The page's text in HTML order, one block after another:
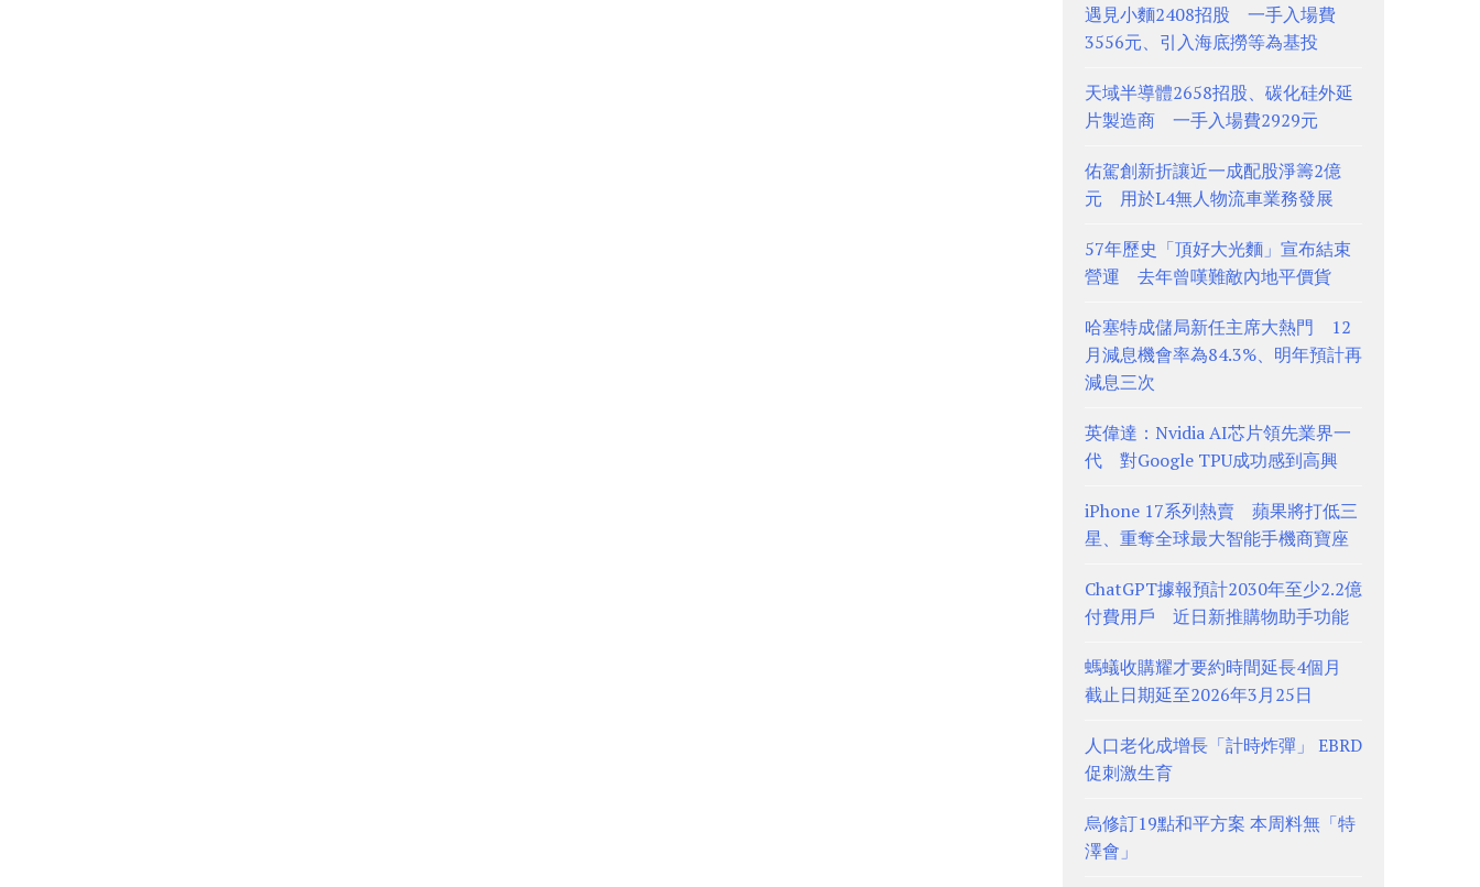
遇見小麵2408招股 一手入場費
3556元、引入海底撈等為基投
天域半導體2658招股、碳化硅外延
片製造商 一手入場費2929元
佑駕創新折讓近一成配股淨籌2億
元 用於L4無人物流車業務發展
57年歷史「頂好大光麵」宣布結束
營運 去年曾嘆難敵內地平價貨
哈塞特成儲局新任主席大熱門 12
月減息機會率為84.3%、明年預計再
減息三次
英偉達：Nvidia AI芯片領先業界一
代 對Google TPU成功感到高興
iPhone 17系列熱賣 蘋果將打低三
星、重奪全球最大智能手機商寶座
ChatGPT據報預計2030年至少2.2億
付費用戶 近日新推購物助手功能
螞蟻收購耀才要約時間延長4個月
截止日期延至2026年3月25日
人口老化成增長「計時炸彈」 EBRD
促刺激生育
烏修訂19點和平方案 本周料無「特
澤會」